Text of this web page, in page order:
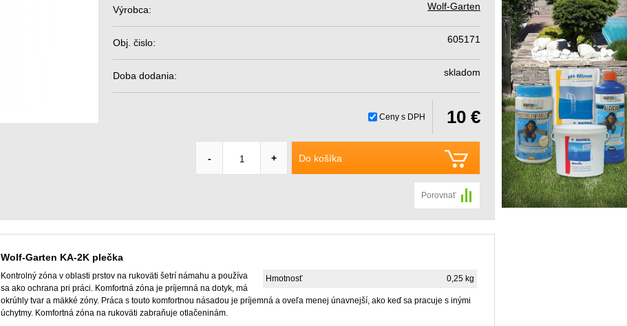
Výrobca: Wolf-Garten
Obj. čislo: 605171
Doba dodania: skladom
Ceny s DPH 10 €
Do košíka
- +
Porovnať
Wolf-Garten KA-2K plečka
Hmotnosť 0,25 kg
Kontrolný zóna v oblasti prstov na rukoväti šetrí námahu a používa
sa ako ochrana pri práci. Komfortná zóna je príjemná na dotyk, má
okrúhly tvar a mäkké zóny. Práca s touto komfortnou násadou je príjemná a oveľa menej únavnejší, ako keď sa pracuje s inými
úchytmy. Komfortná zóna na rukoväti zabraňuje otlačeninám.